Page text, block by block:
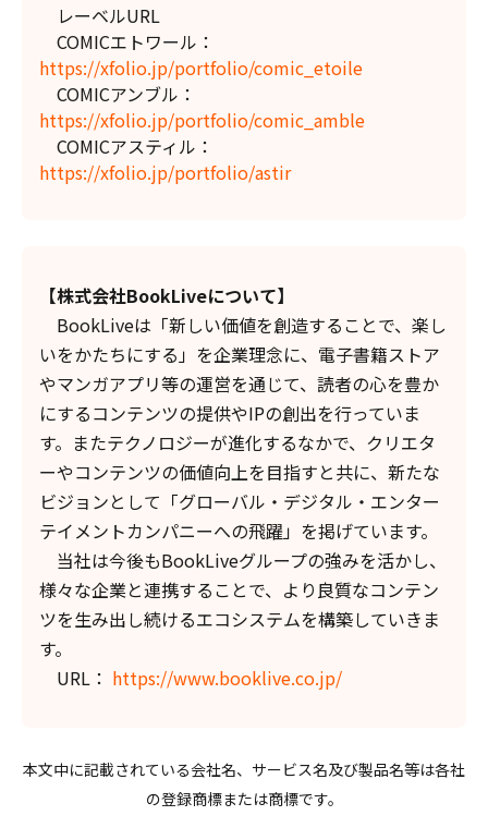
レーベルURL
COMICエトワール：
https://xfolio.jp/portfolio/comic_etoile
COMICアンブル：
https://xfolio.jp/portfolio/comic_amble
COMICアスティル：
https://xfolio.jp/portfolio/astir
【株式会社BookLiveについて】
BookLiveは「新しい価値を創造することで、楽し
いをかたちにする」を企業理念に、電子書籍ストア
やマンガアプリ等の運営を通じて、読者の心を豊か
にするコンテンツの提供やIPの創出を行っていま
す。またテクノロジーが進化するなかで、クリエタ
ーやコンテンツの価値向上を目指すと共に、新たな
ビジョンとして「グローバル・デジタル・エンター
テイメントカンパニーへの飛躍」を掲げています。
当社は今後もBookLiveグループの強みを活かし、
様々な企業と連携することで、より良質なコンテン
ツを生み出し続けるエコシステムを構築していきま
す。
URL： https://www.booklive.co.jp/
本文中に記載されている会社名、サービス名及び製品名等は各社
の登録商標または商標です。